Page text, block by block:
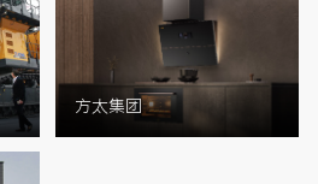
方太集团